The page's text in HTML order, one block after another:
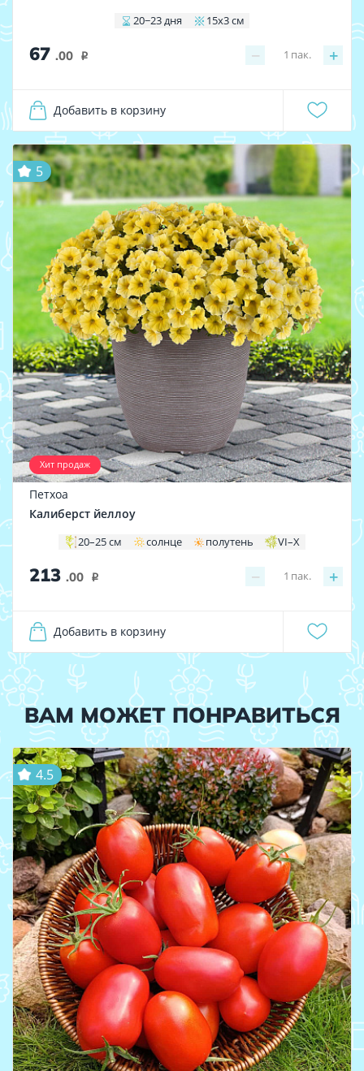
20−23 дня 15x3 см
67 .00 i − +
1 пак.
Добавить в корзину
Хит продаж
5
Петхоа
Калиберст йеллоу
20–25 см солнце полутень VI–X
213 .00 i − +
1 пак.
Добавить в корзину
ВАМ МОЖЕТ ПОНРАВИТЬСЯ
4.5